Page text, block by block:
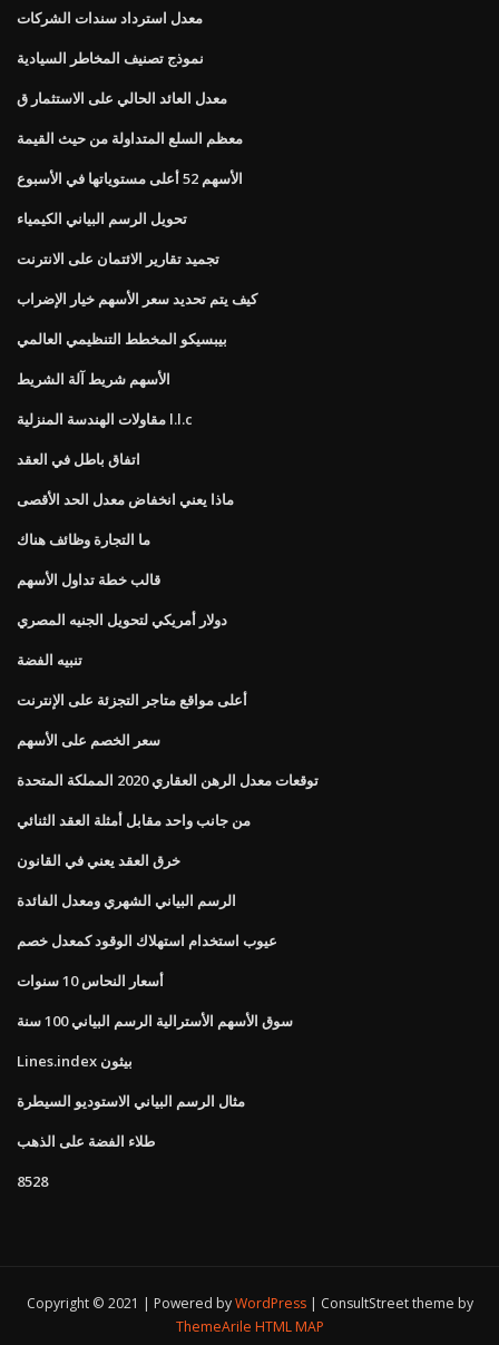
معدل استرداد سندات الشركات
نموذج تصنيف المخاطر السيادية
معدل العائد الحالي على الاستثمار ق
معظم السلع المتداولة من حيث القيمة
الأسهم 52 أعلى مستوياتها في الأسبوع
تحويل الرسم البياني الكيمياء
تجميد تقارير الائتمان على الانترنت
كيف يتم تحديد سعر الأسهم خيار الإضراب
بيبسيكو المخطط التنظيمي العالمي
الأسهم شريط آلة الشريط
مقاولات الهندسة المنزلية l.l.c
اتفاق باطل في العقد
ماذا يعني انخفاض معدل الحد الأقصى
ما التجارة وظائف هناك
قالب خطة تداول الأسهم
دولار أمريكي لتحويل الجنيه المصري
تنبيه الفضة
أعلى مواقع متاجر التجزئة على الإنترنت
سعر الخصم على الأسهم
توقعات معدل الرهن العقاري 2020 المملكة المتحدة
من جانب واحد مقابل أمثلة العقد الثنائي
خرق العقد يعني في القانون
الرسم البياني الشهري ومعدل الفائدة
عيوب استخدام استهلاك الوقود كمعدل خصم
أسعار النحاس 10 سنوات
سوق الأسهم الأسترالية الرسم البياني 100 سنة
Lines.index بيثون
مثال الرسم البياني الاستوديو السيطرة
طلاء الفضة على الذهب
8528
Copyright © 2021 | Powered byWordPress
ConsultStreet theme by
ThemeArile HTML MAP